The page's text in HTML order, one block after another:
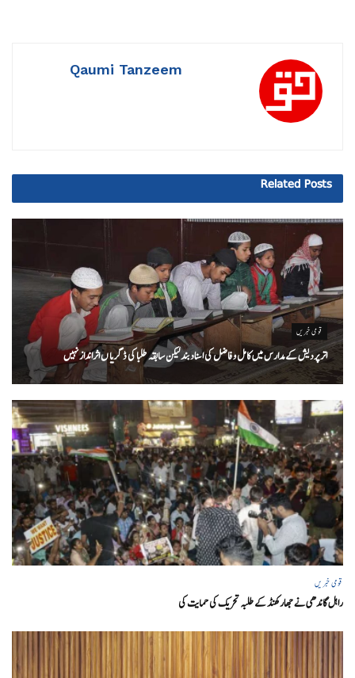
Qaumi Tanzeem
Related Posts
قومی خبریں
اتر پردیش کےمدارس میں کامل و فاضل کی اسناد بند لیکن سابقہ طلبا کی ڈگریا ں اثرانداز نہیں
قومی خبریں
راہل گاندھی نے جھارکھنڈ کے طلبہ تحریک کی حمایت کی